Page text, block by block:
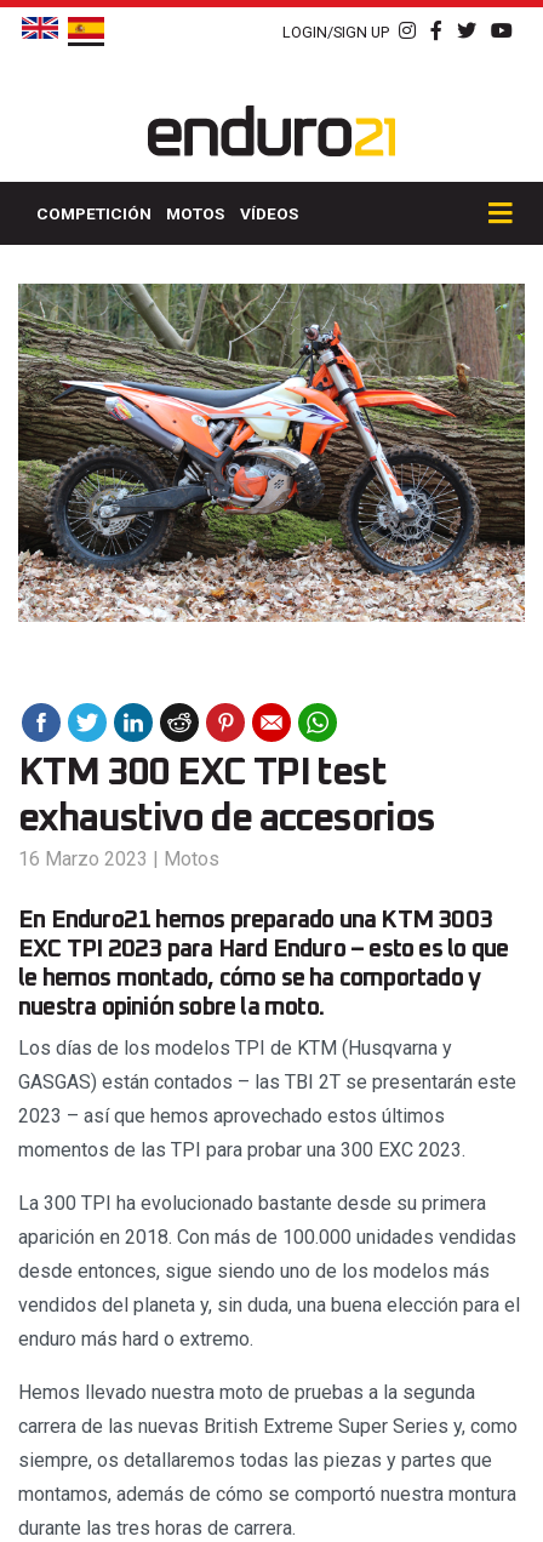
LOGIN/SIGN UP
COMPETICIÓN MOTOS VÍDEOS
KTM 300 EXC TPI test
exhaustivo de accesorios
16 Marzo 2023 | Motos
En Enduro21 hemos preparado una KTM 3003
EXC TPI 2023 para Hard Enduro – esto es lo que
le hemos montado, cómo se ha comportado y
nuestra opinión sobre la moto.
Los días de los modelos TPI de KTM (Husqvarna y
GASGAS) están contados – las TBI 2T se presentarán este
2023 – así que hemos aprovechado estos últimos
momentos de las TPI para probar una 300 EXC 2023.
La 300 TPI ha evolucionado bastante desde su primera
aparición en 2018. Con más de 100.000 unidades vendidas
desde entonces, sigue siendo uno de los modelos más
vendidos del planeta y, sin duda, una buena elección para el
enduro más hard o extremo.
Hemos llevado nuestra moto de pruebas a la segunda
carrera de las nuevas British Extreme Super Series y, como
siempre, os detallaremos todas las piezas y partes que
montamos, además de cómo se comportó nuestra montura
durante las tres horas de carrera.